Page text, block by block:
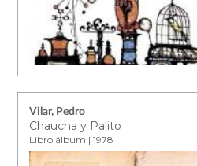
Vilar, Pedro
Chaucha y Palito
Libro álbum | 1978